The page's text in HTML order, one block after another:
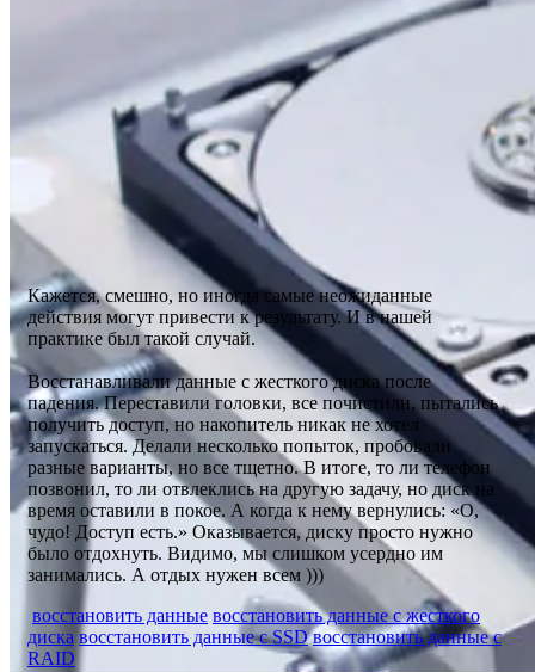
Кажется, смешно, но иногда самые неожиданные
действия могут привести к результату. И в нашей
практике был такой случай.
Восстанавливали данные с жесткого диска после
падения. Переставили головки, все почистили, пытались
получить доступ, но накопитель никак не хотел
запускаться. Делали несколько попыток, пробовали
разные варианты, но все тщетно. В итоге, то ли телефон
позвонил, то ли отвлеклись на другую задачу, но диск на
время оставили в покое. А когда к нему вернулись: «О,
чудо! Доступ есть.» Оказывается, диску просто нужно
было отдохнуть. Видимо, мы слишком усердно им
занимались. А отдых нужен всем )))
восстановить данные восстановить данные с жесткого
диска восстановить данные с SSD восстановить данные c
RAID